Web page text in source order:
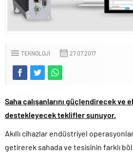
TEKNOLOJI 27.07.2017
Saha çalışanlarını güçlendirecek ve
destekleyecek teklifler sunuyor.
Akıllı cihazlar endüstriyel
getirerek sahada ve tesisinin farklı